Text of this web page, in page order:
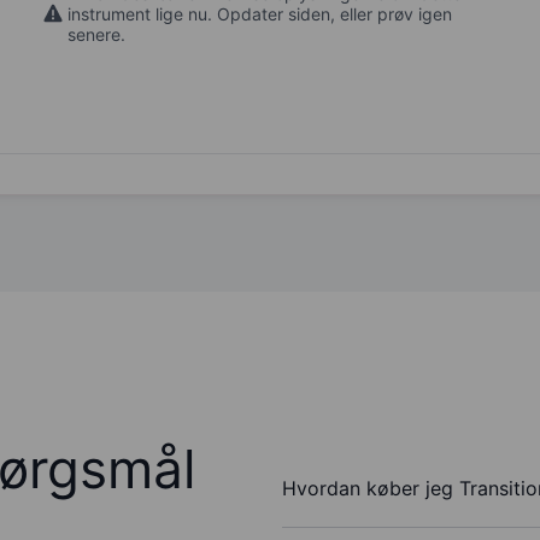
instrument lige nu. Opdater siden, eller prøv igen
senere.
Hvordan køber jeg